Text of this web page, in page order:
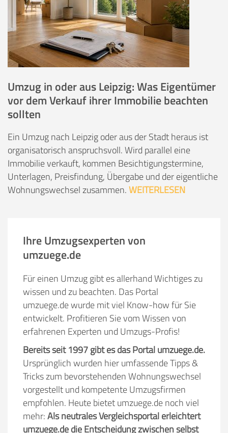
Umzug in oder aus Leipzig: Was Eigentümer
vor dem Verkauf ihrer Immobilie beachten
sollten
Ein Umzug nach Leipzig oder aus der Stadt heraus ist
organisatorisch anspruchsvoll. Wird parallel eine
Immobilie verkauft, kommen Besichtigungstermine,
Unterlagen, Preisfindung, Übergabe und der eigentliche
Wohnungswechsel zusammen.WEITERLESEN
Ihre Umzugsexperten von
umzuege.de
Für einen Umzug gibt es allerhand Wichtiges zu
wissen und zu beachten. Das Portal
umzuege.de wurde mit viel Know-how für Sie
entwickelt. Profitieren Sie vom Wissen von
erfahrenen Experten und Umzugs-Profis!
Bereits seit 1997 gibt es das Portal umzuege.de.
Ursprünglich wurden hier umfassende Tipps &
Tricks zum bevorstehenden Wohnungswechsel
vorgestellt und kompetente Umzugsfirmen
empfohlen. Heute bietet umzuege.de noch viel
mehr:Als neutrales Vergleichsportal erleichtert
umzuege.de die Entscheidung zwischen selbst